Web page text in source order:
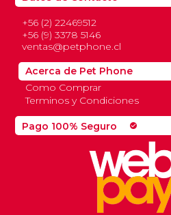
Pago 100% Seguro check_circle
+56 (2) 22469512
+56 (9) 3378 5146
ventas@petphone.cl
Acerca de Pet Phone
Como Comprar
Terminos y Condiciones